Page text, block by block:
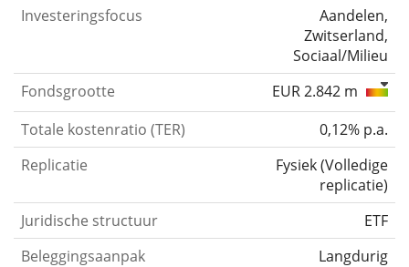
Investeringsfocus
Aandelen,
Zwitserland,
Sociaal/Milieu
Fondsgrootte
EUR 2.842 m
Totale kostenratio (TER)
0,12% p.a.
Replicatie
Fysiek(Volledige
replicatie)
Juridische structuur
ETF
Beleggingsaanpak
Langdurig